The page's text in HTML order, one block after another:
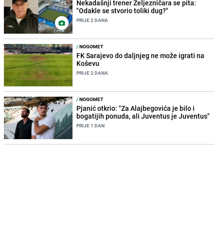
Nekadašnji trener Željezničara se pita:
"Odakle se stvorio toliki dug?"
PRIJE 2 DANA
/NOGOMET
FK Sarajevo do daljnjeg ne može igrati na
Koševu
PRIJE 2 DANA
/NOGOMET
Pjanić otkrio: "Za Alajbegovića je bilo i
bogatijih ponuda, ali Juventus je Juventus"
PRIJE 1 DAN